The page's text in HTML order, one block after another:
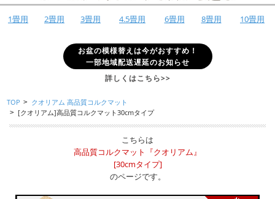
1畳用 2畳用 3畳用 4.5畳用 6畳用 8畳用 10畳用
お盆の模様替えは今がおすすめ！
一部地域配送遅延のお知らせ
詳しくはこちら>>
TOP > クオリアム 高品質コルクマット
> [クオリアム]高品質コルクマット30cmタイプ
こちらは
高品質コルクマット『クオリアム』
[30cmタイプ]
のページです。